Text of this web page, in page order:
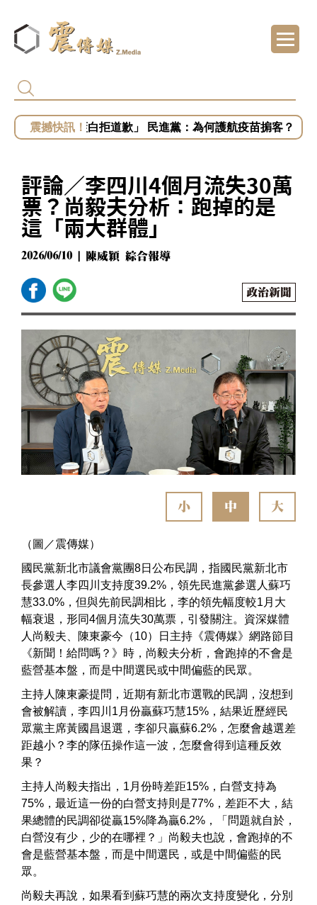
買疫苗遭詐「藍白拒道歉」 民進黨：為何護航疫苗掮客？
白海豚來襲未放假 蔣萬安稱沒發陸警 吳思瑤
評論／李四川4個月流失30萬
票？尚毅夫分析：跑掉的是
這「兩大群體」
2026/06/10 | 陳威穎 綜合報導
政治新聞
小 中 大
（圖／震傳媒）
國民黨新北市議會黨團8日公布民調，指國民黨新北市
長參選人李四川支持度39.2%，領先民進黨參選人蘇巧
慧33.0%，但與先前民調相比，李的領先幅度較1月大
幅衰退，形同4個月流失30萬票，引發關注。資深媒體
人尚毅夫、陳東豪今（10）日主持《震傳媒》網路節目
《新聞！給問嗎？》時，尚毅夫分析，會跑掉的不會是
藍營基本盤，而是中間選民或中間偏藍的民眾。
主持人陳東豪提問，近期有新北市選戰的民調，沒想到
會被解讀，李四川1月份贏蘇巧慧15%，結果近歷經民
眾黨主席黃國昌退選，李卻只贏蘇6.2%，怎麼會越選差
距越小？李的隊伍操作這一波，怎麼會得到這種反效
果？
主持人尚毅夫指出，1月份時差距15%，白營支持為
75%，最近這一份的白營支持則是77%，差距不大，結
果總體的民調卻從贏15%降為贏6.2%，「問題就自於，
白營沒有少，少的在哪裡？」尚毅夫也說，會跑掉的不
會是藍營基本盤，而是中間選民，或是中間偏藍的民
眾。
尚毅夫再說，如果看到蘇巧慧的兩次支持度變化，分別